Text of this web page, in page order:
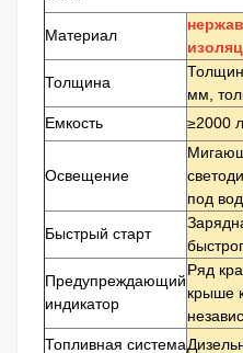
Материал
Толщина
мм,
Емкость
≥2000 л
Освещение
под
Быстрый старт
Предупреждающий
индикатор
Ряд
крыше
Топливная система